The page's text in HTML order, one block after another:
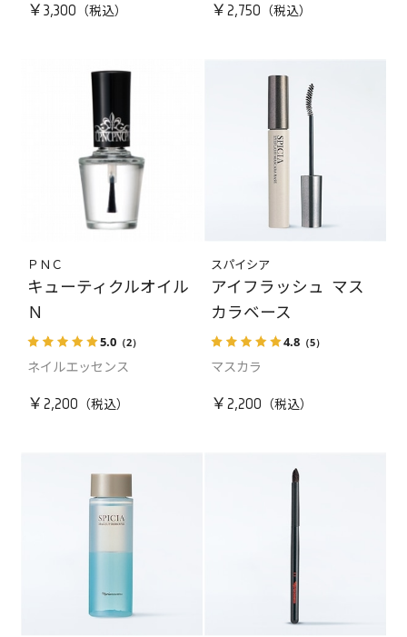
￥3,300 ￥2,750
ＰＮＣ
キューティクルオイル
Ｎ
5.0 （2）
ネイルエッセンス
￥2,200
スパイシア
アイフラッシュ マス
カラベース
4.8（5）
マスカラ
￥2,200